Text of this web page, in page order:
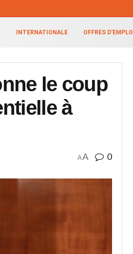
INTERNATIONALE OFFRES D’EMPLOI
le coup
à
AA 0